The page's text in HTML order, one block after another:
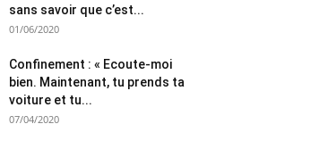
sans savoir que c’est...
01/06/2020
Confinement : « Ecoute-moi
bien. Maintenant, tu prends ta
voiture et tu...
07/04/2020